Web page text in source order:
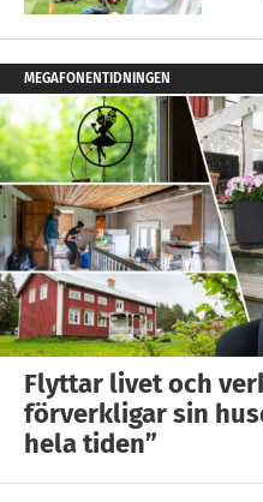
MEGAFONENTIDNINGEN
Flyttar livet och
förverkligar sin
hela tiden”